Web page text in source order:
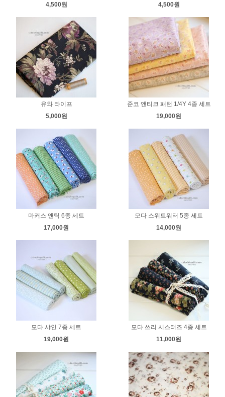
4,500원
4,500원
유와 라이프
5,000원
준코 앤티크 패턴 1/4Y 4종 세트
19,000원
마커스 앤틱 6종 세트
17,000원
모다 스위트워터 5종 세트
14,000원
모다 샤인 7종 세트
19,000원
모다 쓰리 시스터즈 4종 세트
11,000원